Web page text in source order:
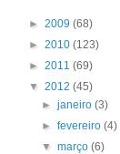
► 2009 (68)
► 2010 (123)
► 2011 (69)
▼ 2012 (45)
►janeiro(3)
►fevereiro(4)
▼março(6)